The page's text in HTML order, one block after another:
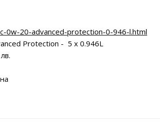
0w-20-advanced-protection-0-946-l.html
Protection - 5 x 0.946L